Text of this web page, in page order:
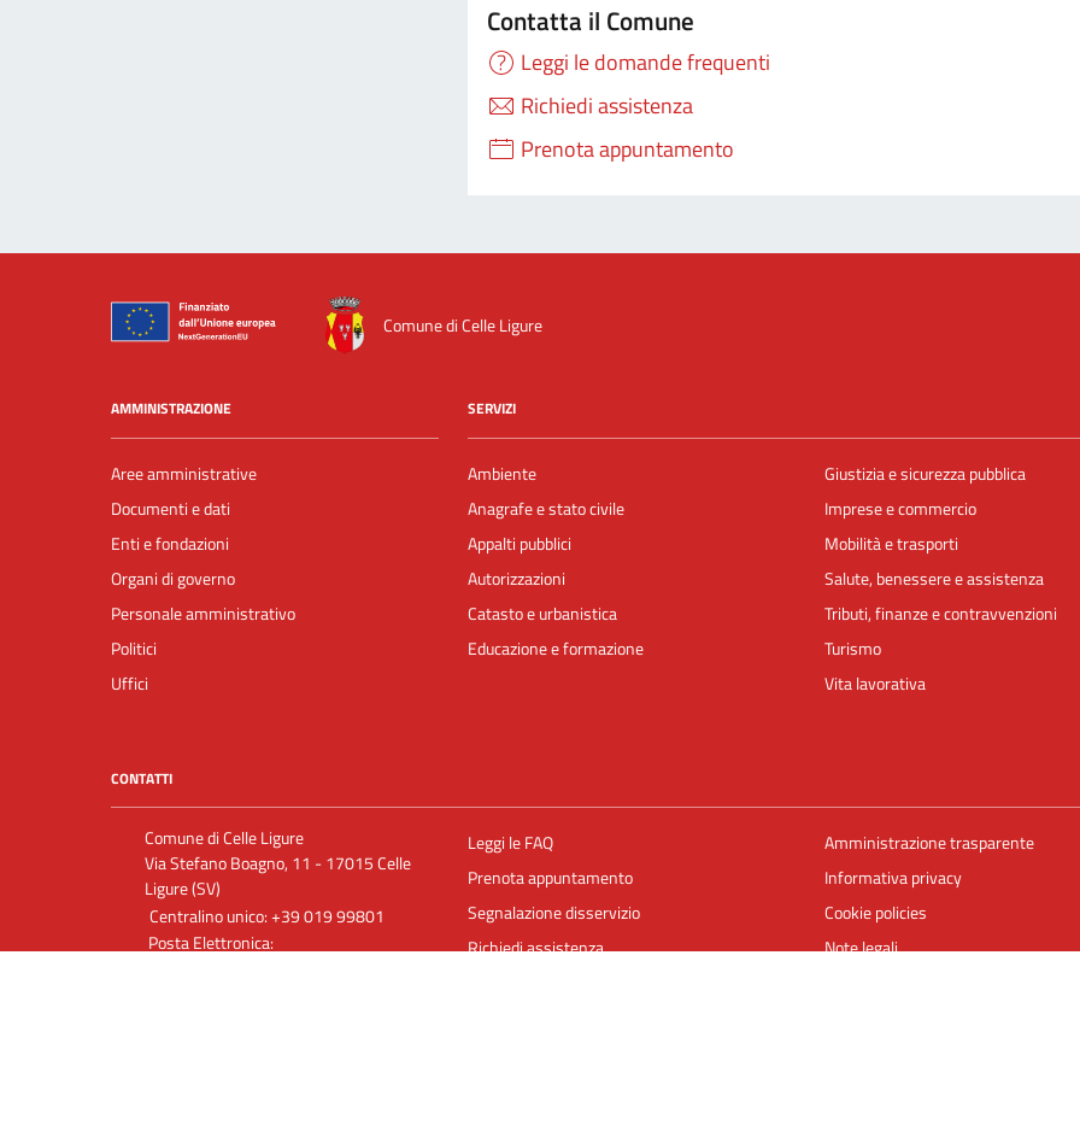
Contatta il Comune
Leggi le domande frequenti
Richiedi assistenza
Prenota appuntamento
Comune di Celle Ligure
AMMINISTRAZIONE
Aree amministrative
Documenti e dati
Enti e fondazioni
Organi di governo
Personale amministrativo
Politici
Uffici
SERVIZI
Ambiente
Anagrafe e stato civile
Appalti pubblici
Autorizzazioni
Catasto e urbanistica
Educazione e formazione
Giustizia e sicurezza pubblica
Imprese e commercio
Mobilità e trasporti
Salute, benessere e assistenza
Tributi, finanze e contravvenzioni
Turismo
Vita lavorativa
CONTATTI
Comune di Celle Ligure
Via Stefano Boagno, 11 - 17015 Celle
Ligure (SV)
Centralino unico: +39 019 99801
Posta Elettronica:
Leggi le FAQ
Prenota appuntamento
Segnalazione disservizio
Richiedi assistenza
Amministrazione trasparente
Informativa privacy
Cookie policies
Note legali